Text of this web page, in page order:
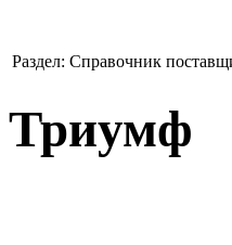
Раздел: Справочник
Триумф